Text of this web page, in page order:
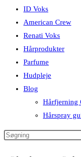
ID Voks
American Crew
Renati Voks
Hårprodukter
Parfume
Hudpleje
Blog
Hårfjerning
Hårspray